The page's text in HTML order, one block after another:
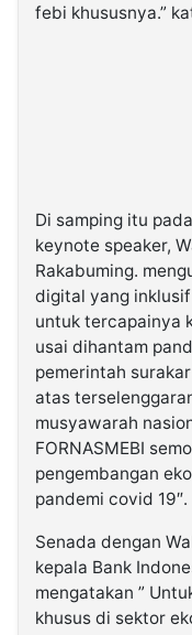
febi khususnya.”
Di samping itu
keynote speaker,
Rakabuming.
digital yang
untuk tercapainya
usai dihantam
pemerintah
atas
musyawarah
FORNASMEBI
pengembangan
pandemi covid 19″.
Senada dengan
kepala Bank
mengatakan ”
khusus di sektor